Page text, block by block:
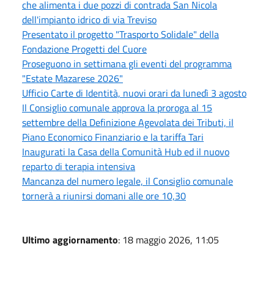
che alimenta i due pozzi di contrada San Nicola
dell'impianto idrico di via Treviso
Presentato il progetto "Trasporto Solidale" della
Fondazione Progetti del Cuore
Proseguono in settimana gli eventi del programma
"Estate Mazarese 2026"
Ufficio Carte di Identità, nuovi orari da lunedì 3 agosto
Il Consiglio comunale approva la proroga al 15
settembre della Definizione Agevolata dei Tributi, il
Piano Economico Finanziario e la tariffa Tari
Inaugurati la Casa della Comunità Hub ed il nuovo
reparto di terapia intensiva
Mancanza del numero legale, il Consiglio comunale
tornerà a riunirsi domani alle ore 10,30
Ultimo aggiornamento: 18 maggio 2026, 11:05